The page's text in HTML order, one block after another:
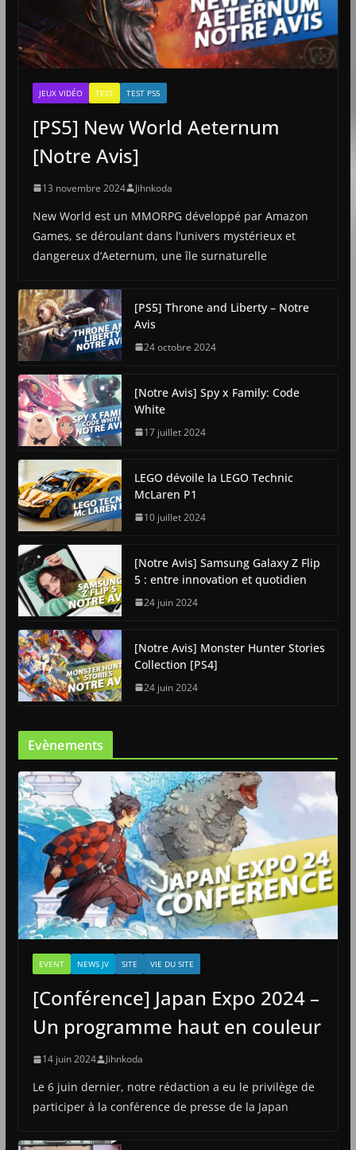
JEUX VIDÉO TEST TEST PS5
[PS5] New World Aeternum
[Notre Avis]
13 novembre 2024 Jihnkoda
New World est un MMORPG développé par Amazon
Games, se déroulant dans l’univers mystérieux et
dangereux d’Aeternum, une île surnaturelle
[PS5] Throne and Liberty – Notre
Avis
24 octobre 2024
[Notre Avis] Spy x Family: Code
White
17 juillet 2024
LEGO dévoile la LEGO Technic
McLaren P1
10 juillet 2024
[Notre Avis] Samsung Galaxy Z Flip
5 : entre innovation et quotidien
24 juin 2024
[Notre Avis] Monster Hunter Stories
Collection [PS4]
24 juin 2024
Evènements
EVENT NEWS JV SITE VIE DU SITE
[Conférence] Japan Expo 2024 –
Un programme haut en couleur
14 juin 2024 Jihnkoda
Le 6 juin dernier, notre rédaction a eu le privilège de
participer à la conférence de presse de la Japan